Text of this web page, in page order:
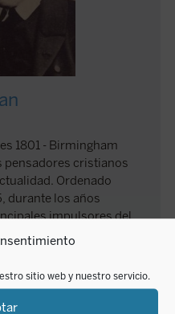
sitio web y nuestro servicio.
1801 - Birmingham
pensadores cristianos
Ordenado
durante los años
impulsores del
principal era
a sus raíces
sus estudios sobre
llevando a
siendo ordenado